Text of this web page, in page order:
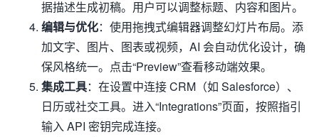
据描述生成初稿。用户可以调整标题、内容和图片。
编辑与优化：使用拖拽式编辑器调整幻灯片布局。添
加文字、图片、图表或视频，AI 会自动优化设计，确
保风格统一。点击“Preview”查看移动端效果。
集成工具：在设置中连接 CRM（如 Salesforce）、
日历或社交工具。进入“Integrations”页面，按照指引
输入 API 密钥完成连接。